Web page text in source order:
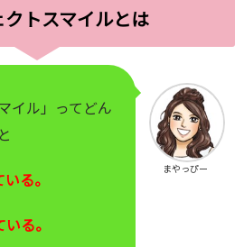
クトスマイルとは
イル」ってどん
る。
る。
まやっぴー